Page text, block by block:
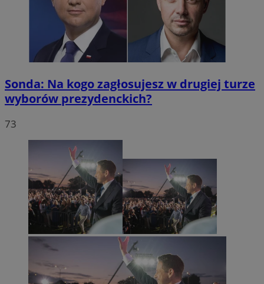
Sonda: Na kogo zagłosujesz w drugiej turze
wyborów prezydenckich?
73